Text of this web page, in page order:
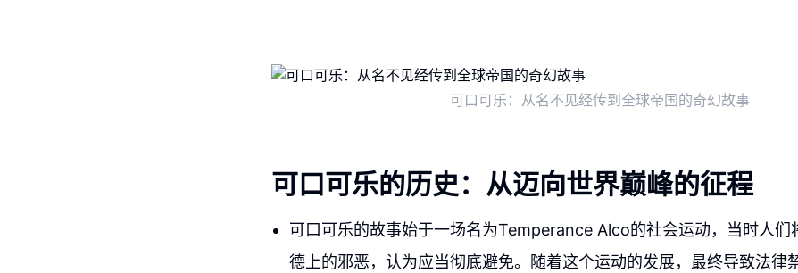
可口可乐：从名不见经传到全球帝国的奇幻故事
可口可乐的历史：从迈向世界巅峰的征程
可口可乐的故事始于一场名为Temperance Alco的社会运动，当时人们
德上的邪恶，认为应当彻底避免。随着这个运动的发展，最终导致法律